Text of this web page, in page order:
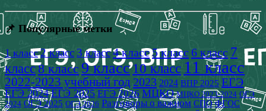
📌 Популярные метки
1 класс 2 класс 3 класс4 класс5 класс 6 класс 7
класс8 класс 9 класс10 класс 11 класс
2022-2023 учебный год 2023 2024 ВПР 2025 ЕГЭ
ЕГЭ 2024 ЕГЭ 2025 ЕГЭ 2026 МЦКО МЦКО 2023-2024 ОГЭ
2024 ОГЭ 2025 ОГЭ 2026 Разговоры о важном СПО ФГОС